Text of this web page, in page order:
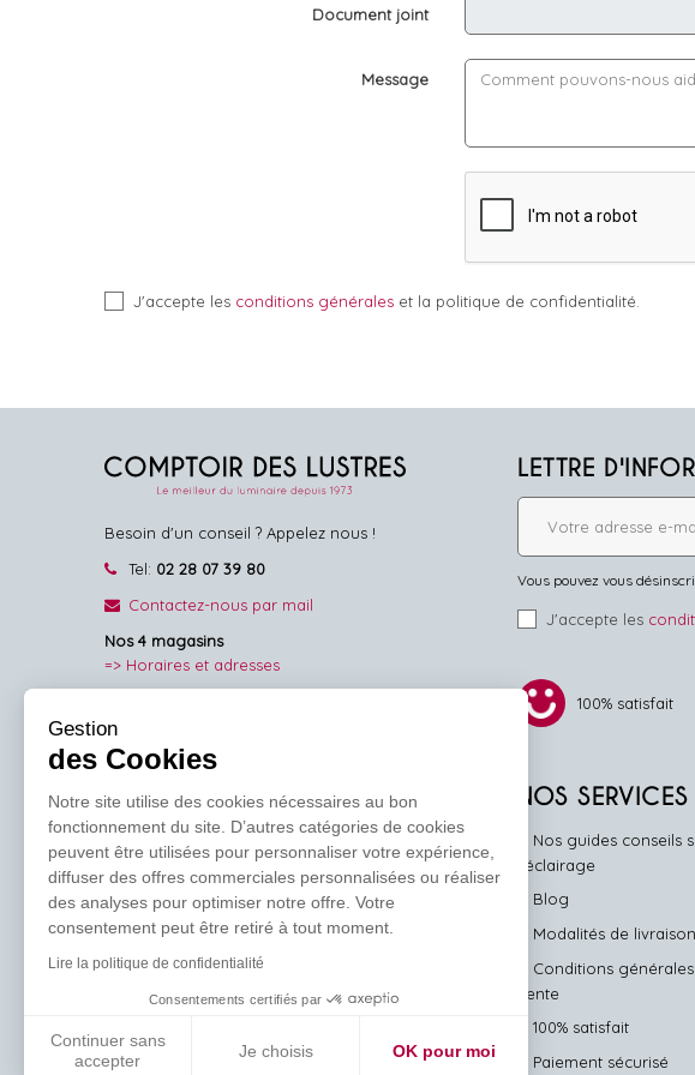
Document joint
Message
J'accepte les conditions générales et la politique de confidentialité.
Besoin d'un conseil ? Appelez nous !
Tel: 02 28 07 39 80
Contactez-nous par mail
Nos 4 magasins
=> Horaires et adresses
NOUS SUIVRE
Facebook
LETTRE
Vous pouvez vous
J'accepte les
100% satisfait
NOS SERVICES
Nos guides conseils
l'éclairage
Blog
Modalités de livraison
Conditions
vente
100% satisfait
Paiement sécurisé
Gestion
des Cookies
Notre site utilise des cookies nécessaires au bon
fonctionnement du site. D’autres catégories de cookies
peuvent être utilisées pour personnaliser votre expérience,
diffuser des offres commerciales personnalisées ou réaliser
des analyses pour optimiser notre offre. Votre
consentement peut être retiré à tout moment.
Lire la politique de confidentialité
Consentements certifiés par
Continuer sans
accepter
Je choisis OK pour moi